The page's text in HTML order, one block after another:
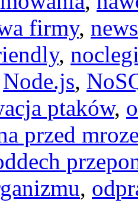
firmy,
,
Node.js,
ptaków,
przed
,